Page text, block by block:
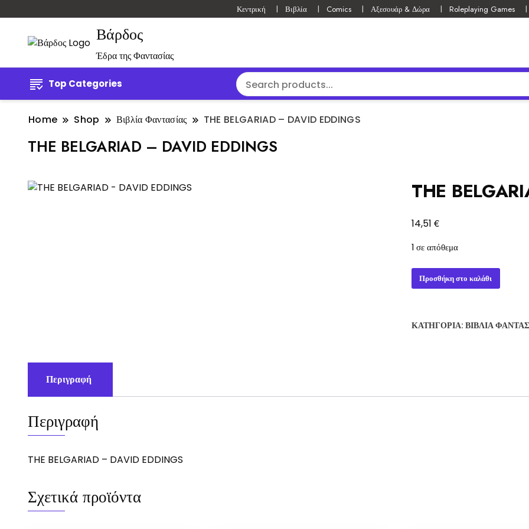
Κεντρική Βιβλία Comics Αξεσουάρ & Δώρα Roleplaying Games
Βάρδος
Έδρα της Φαντασίας
Top Categories
Home Shop Βιβλία Φαντασίας THE BELGARIAD – DAVID EDDINGS
THE BELGARIAD – DAVID EDDINGS
THE
14,51 €
1 σε απόθεμα
THE
BELGARIAD
EDDINGS
Προσθήκη στο καλάθι
ΚΑΤΗΓΟΡΊΑ: ΒΙΒΛΊΑ
Περιγραφή
Περιγραφή
THE BELGARIAD – DAVID EDDINGS
Σχετικά προϊόντα